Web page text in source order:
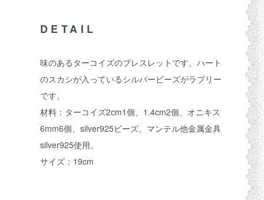
DETAIL
味のあるターコイズのブレスレットです。ハート
のスカシが入っているシルバービーズがラブリー
です。
材料：ターコイズ2cm1個、1.4cm2個、オニキス
6mm6個、silver925ビーズ、マンテル他金属金具
silver925使用。
サイズ：19cm